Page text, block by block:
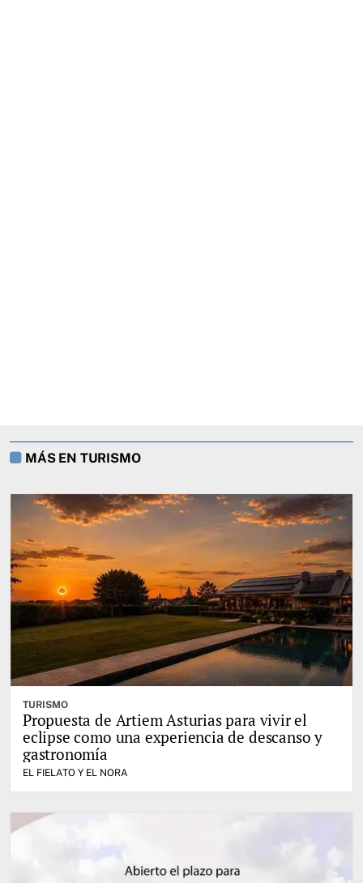
MÁS EN TURISMO
TURISMO
Propuesta de Artiem Asturias para vivir el
eclipse como una experiencia de descanso y
gastronomía
EL FIELATO Y EL NORA